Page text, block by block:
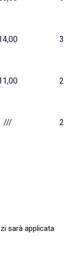
///
sarà applicata